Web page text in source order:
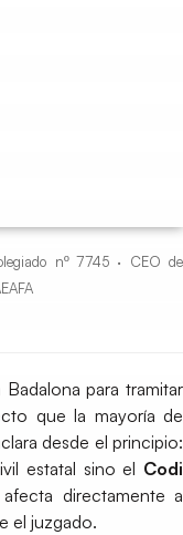
nº 7745 · CEO de
para tramitar
que la mayoría de
desde el principio:
estatal sino el Codi
directamente a
el juzgado.